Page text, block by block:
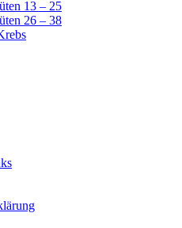
13 – 25
26 – 38